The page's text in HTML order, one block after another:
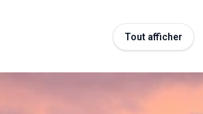
entre effort physique et élévation
Ce véritable défi sportif prend entre 30
rend peu adapté aux jeunes enfants
Tout afficher